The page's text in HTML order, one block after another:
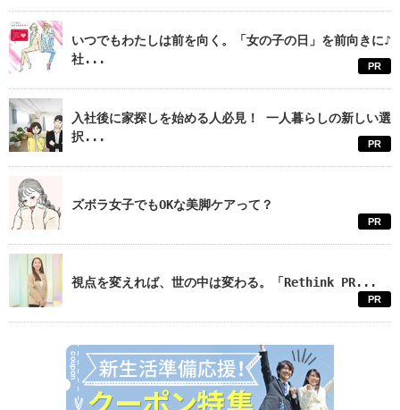
いつでもわたしは前を向く。「女の子の日」を前向きに♪
社...
PR
入社後に家探しを始める人必見！ 一人暮らしの新しい選
択...
PR
ズボラ女子でもOKな美脚ケアって？
PR
視点を変えれば、世の中は変わる。「Rethink PR...
PR